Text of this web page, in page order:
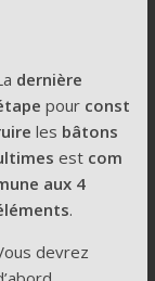
dernière
pour const
les bâtons
est com
aux 4
.
devrez